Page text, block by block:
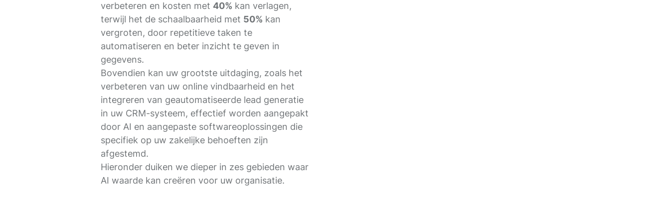
verbeteren en kosten met 40% kan verlagen,
terwijl het de schaalbaarheid met 50% kan
vergroten, door repetitieve taken te
automatiseren en beter inzicht te geven in
gegevens.
Bovendien kan uw grootste uitdaging, zoals het
verbeteren van uw online vindbaarheid en het
integreren van geautomatiseerde lead generatie
in uw CRM-systeem, effectief worden aangepakt
door AI en aangepaste softwareoplossingen die
specifiek op uw zakelijke behoeften zijn
afgestemd.
Hieronder duiken we dieper in zes gebieden waar
AI waarde kan creëren voor uw organisatie.